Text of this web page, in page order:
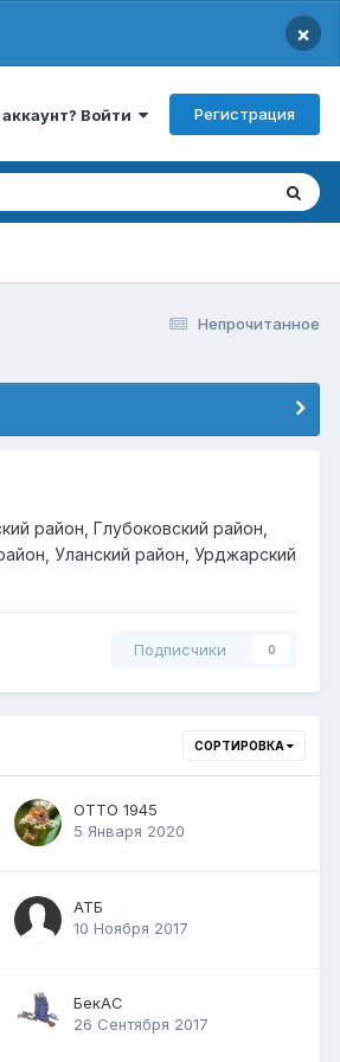
×
Войти Регистрация
Непрочитанное
район, Глубоковский район,
Уланский район, Урджарский
Подписчики 0
СОРТИРОВКА
ОТТО 1945
5 Января 2020
АТБ
10 Ноября 2017
БекАС
26 Сентября 2017